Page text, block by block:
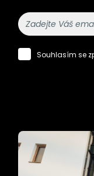
Souhlasím se